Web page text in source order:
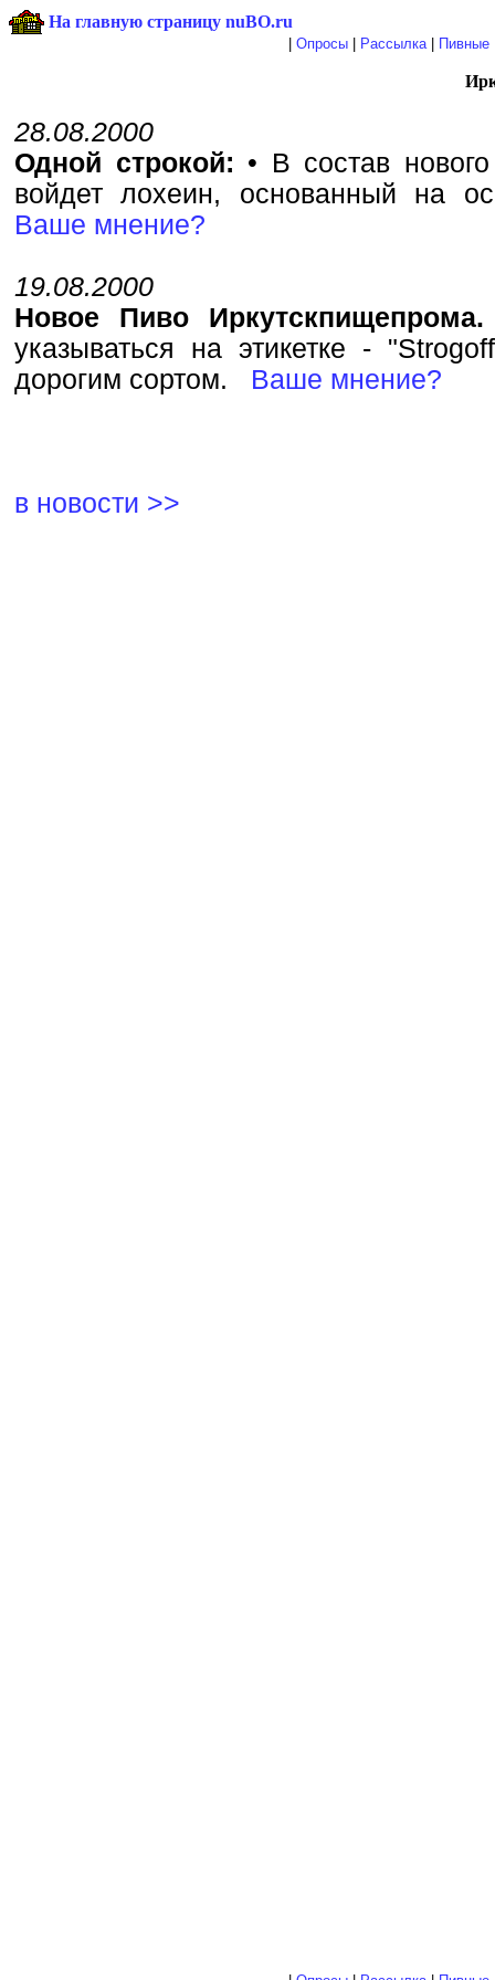
На главную страницу nuBO.ru
Опросы| Рассылка| Пивные
28.08.2000
Одной строкой: • В состав
войдет лохеин, основанный на
Ваше мнение?
19.08.2000
Новое Пиво
указываться на этикетке -
дорогим сортом. Ваше мнение?
в новости >>